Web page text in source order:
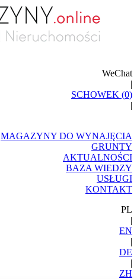
WeChat
|
SCHOWEK (0)
|
MAGAZYNY DO WYNAJĘCIA
GRUNTY
AKTUALNOŚCI
BAZA WIEDZY
USŁUGI
KONTAKT
PL
|
EN
|
DE
|
ZH